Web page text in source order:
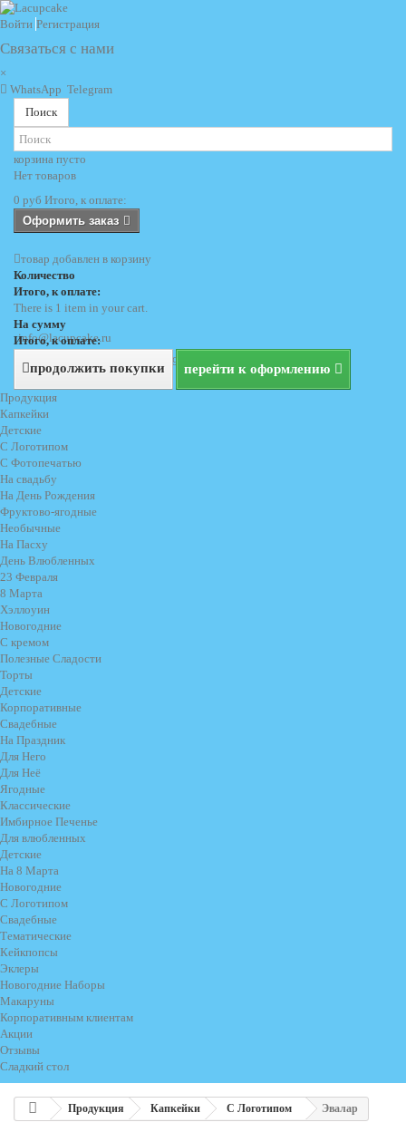
Войти Регистрация
info@lacupcake.ru
+7 (495) 729 69 62
+7 (903) 729 69 62
Связаться с нами
×
WhatsApp Telegram
Поиск
корзина пусто
Нет товаров
0 руб Итого, к оплате:
Оформить заказ
товар добавлен в корзину
Количество
Итого, к оплате:
There is 1 item in your cart.
На сумму
Итого, к оплате:
продолжить покупки перейти к оформлению
Продукция
Капкейки
Детские
С Логотипом
С Фотопечатью
На свадьбу
На День Рождения
Фруктово-ягодные
Необычные
На Пасху
День Влюбленных
23 Февраля
8 Марта
Хэллоуин
Новогодние
С кремом
Полезные Сладости
Торты
Детские
Корпоративные
Свадебные
На Праздник
Для Него
Для Неё
Ягодные
Классические
Имбирное Печенье
Для влюбленных
Детские
На 8 Марта
Новогодние
С Логотипом
Свадебные
Тематические
Кейкпопсы
Эклеры
Новогодние Наборы
Макаруны
Корпоративным клиентам
Акции
Отзывы
Сладкий стол
Продукция Капкейки С Логотипом Эвалар